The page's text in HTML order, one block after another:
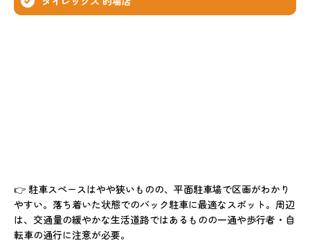
👉 駐車スペースはやや狭いものの、平面駐車場で区画がわかり
やすい。落ち着いた状態でのバック駐車に最適なスポット。周辺
は、交通量の緩やかな生活道路ではあるものの一通や歩行者・自
転車の通行に注意が必要。